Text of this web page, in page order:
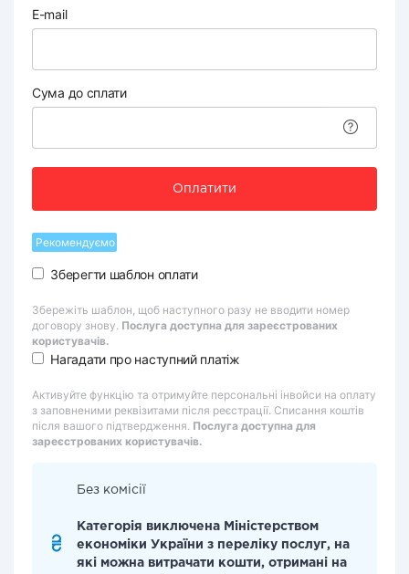
E-mail
Сума до сплати
Оплатити
Рекомендуємо
Зберегти шаблон оплати
Збережіть шаблон, щоб наступного разу не вводити номер
договору знову. Послуга доступна для зареєстрованих
користувачів.
Нагадати про наступний платіж
Активуйте функцію та отримуйте персональні інвойси на оплату
з заповненими реквізитами після реєстрації. Списання коштів
після вашого підтвердження. Послуга доступна для
зареєстрованих користувачів.
Без комісії
Категорія виключена Міністерством
економіки України з переліку послуг, на
які можна витрачати кошти, отримані на